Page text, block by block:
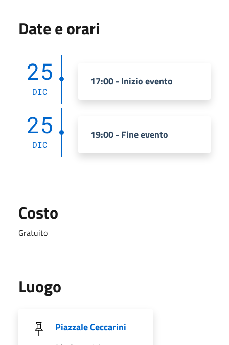
Date e orari
25
DIC
17:00 - Inizio evento
25
DIC
19:00 - Fine evento
Costo
Gratuito
Luogo
Piazzale Ceccarini